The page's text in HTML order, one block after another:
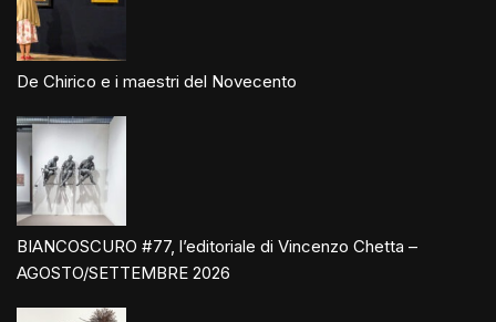
De Chirico e i maestri del Novecento
BIANCOSCURO #77, l’editoriale di Vincenzo Chetta –
AGOSTO/SETTEMBRE 2026